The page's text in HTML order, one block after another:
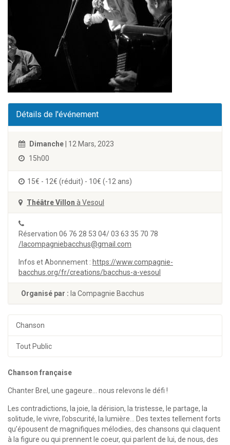
Détails de l'événement
Dimanche | 12 Mars, 2023
15h00
15€ - 12€ (réduit) - 10€ (-12 ans)
Théâtre Villon à Vesoul
Réservation 06 76 28 53 04/ 03 63 35 70 78
/lacompagniebacchus@gmail.com
Infos et Abonnement : https://www.compagnie-
bacchus.org/fr/creations/bacchus-a-vesoul
Organisé par : la Compagnie Bacchus
Chanson
Tout Public
Chanson française
Chanter Brel, une gageure… nous relevons le défi !
Les contradictions, la joie, la dérision, la tristesse, le partage, la
solitude, le vivre, l’obscurité, la lumière… Des textes tellement forts
qu’épousent de magnifiques mélodies, des chansons qui claquent
à la figure ou qui prennent le coeur, qui parlent de lui, de nous, des